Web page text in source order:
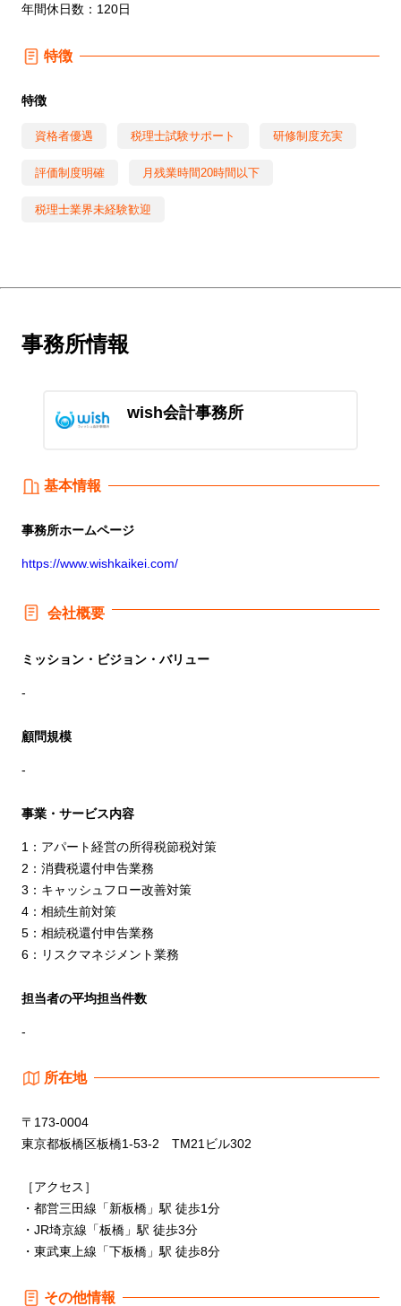
年間休日数：120日
特徴
特徴
資格者優遇 税理士試験サポート 研修制度充実
評価制度明確 月残業時間20時間以下
税理士業界未経験歓迎
事務所情報
wish会計事務所
基本情報
事務所ホームページ
https://www.wishkaikei.com/
会社概要
ミッション・ビジョン・バリュー
-
顧問規模
-
事業・サービス内容
1：アパート経営の所得税節税対策
2：消費税還付申告業務
3：キャッシュフロー改善対策
4：相続生前対策
5：相続税還付申告業務
6：リスクマネジメント業務
担当者の平均担当件数
-
所在地
〒173-0004
東京都板橋区板橋1-53-2 TM21ビル302
［アクセス］
・都営三田線「新板橋」駅 徒歩1分
・JR埼京線「板橋」駅 徒歩3分
・東武東上線「下板橋」駅 徒歩8分
その他情報